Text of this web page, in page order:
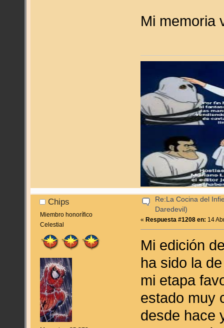
Mi
Chips
Miembro honorífico
Celestial
Re:La Cocina del
Daredevil)
« Respuesta #1208 en: 14
Mi edición
ha sido la
mi etapa
estado muy
desde hace